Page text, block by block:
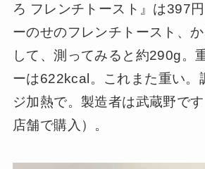
ろ フレンチトースト』は397
ーのせのフレンチトースト、
して、測ってみると約290g。
ーは622kcal。これまた重い。
ジ加熱で。製造者は武蔵野で
店舗で購入）。